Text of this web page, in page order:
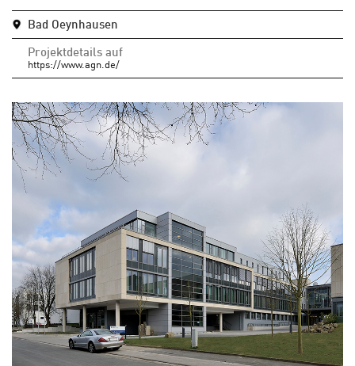
Bad Oeynhausen
Projektdetails auf
https://www.agn.de/